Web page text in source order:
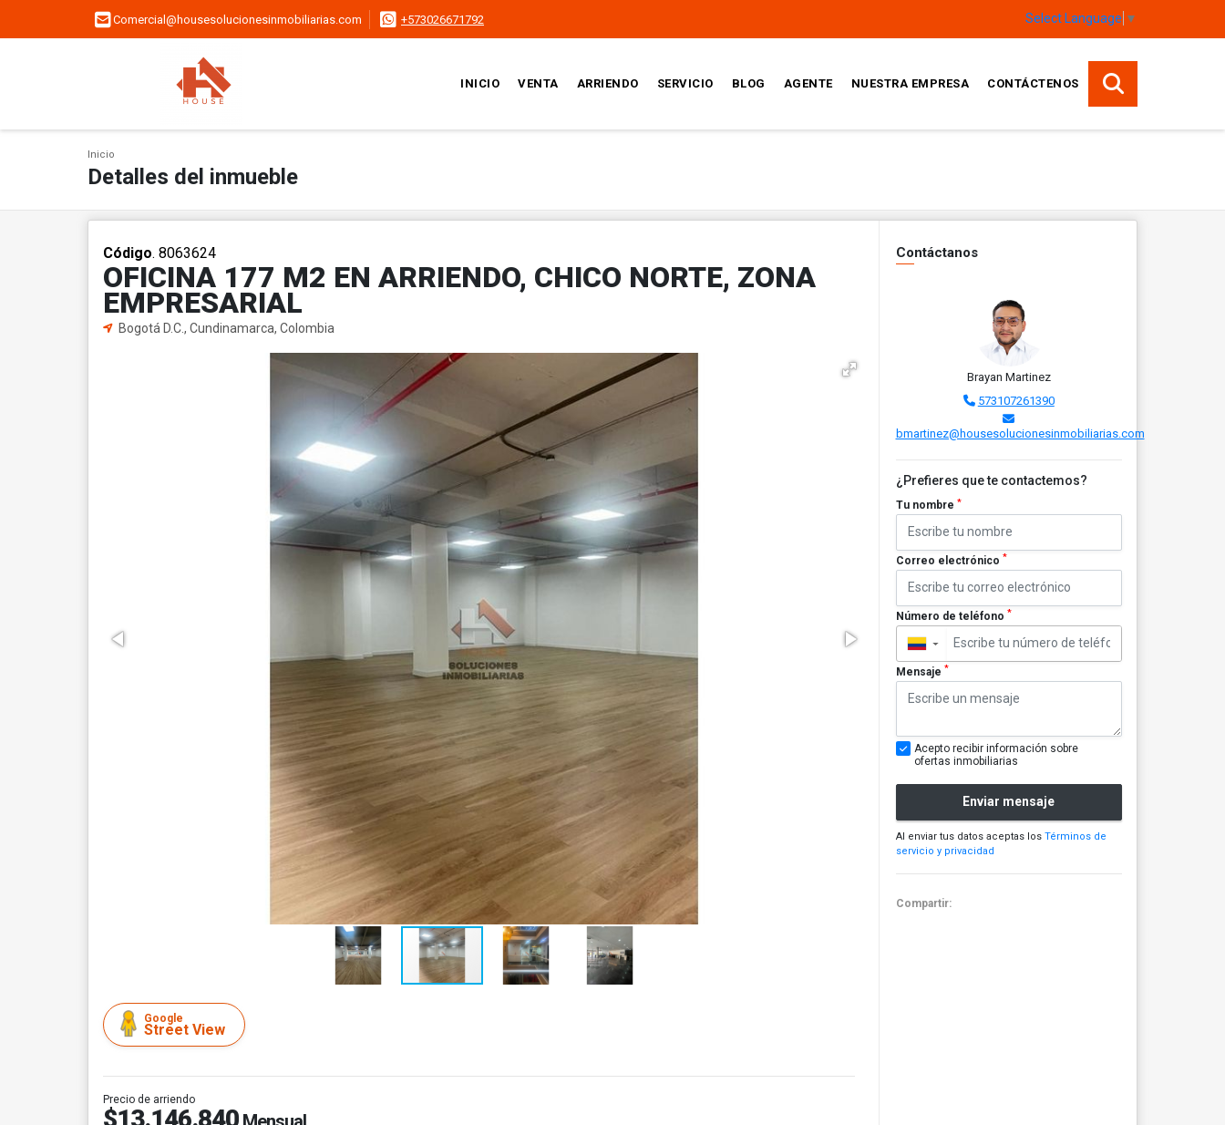
Comercial@housesolucionesinmobiliarias.com +573026671792 Select Language ▼
INICIO VENTA ARRIENDO SERVICIO BLOG AGENTE NUESTRA EMPRESA CONTÁCTENOS
Inicio
Detalles del inmueble
Código. 8063624
OFICINA 177 M2 EN ARRIENDO, CHICO NORTE, ZONA
EMPRESARIAL
Bogotá D.C., Cundinamarca, Colombia
Google
Street View
Precio de arriendo
Contáctanos
Brayan Martinez
573107261390
bmartinez@housesolucionesinmobiliarias.com
¿Prefieres que te contactemos?
Tu nombre *
Correo electrónico *
Número de teléfono *
▼
Mensaje *
Acepto recibir información sobre
ofertas inmobiliarias
Enviar mensaje
Al enviar tus datos aceptas los Términos de
servicio y privacidad
Compartir: